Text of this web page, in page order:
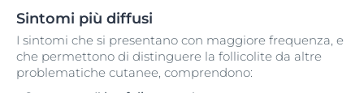
Sintomi più diffusi
I sintomi che si presentano con maggiore frequenza, e
che permettono di distinguere la follicolite da altre
problematiche cutanee, comprendono: